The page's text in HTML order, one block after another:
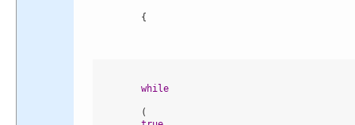
{
while
(